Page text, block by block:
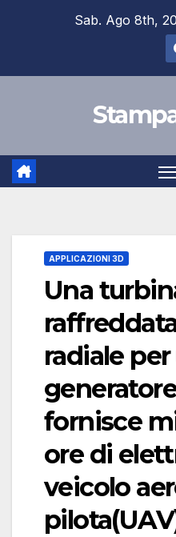
Sab. Ago 8th,
APPLICAZIONI 3D
Una
radiale
fornisce
ore di
veicolo